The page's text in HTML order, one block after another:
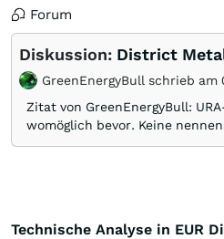
Forum
Diskussion: District
GreenEnergyBull schrieb am
Zitat von GreenEnergyBull:
womöglich bevor. Keine
Technische Analyse in EUR